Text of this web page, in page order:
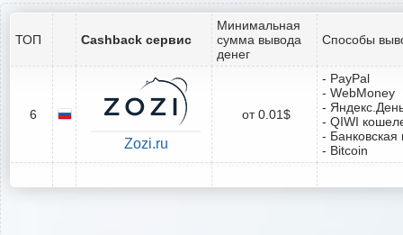
ТОП Cashback сервис
Минимальная
сумма вывода
денег
Способы
6
Zozi.ru
от 0.01$
- PayPal
- WebMoney
-
- QIWI
- Банковская
- Bitcoin